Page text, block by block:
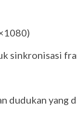
sinkronisasi
dudukan yang